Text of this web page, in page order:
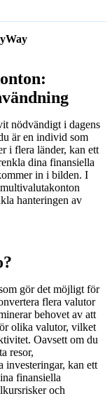
nödvändigt i dagens
är en individ som
i flera länder, kan ett
dina finansiella
in i bilden. I
hanteringen av
gör det möjligt för
flera valutor
behovet av att
olika valutor, vilket
Oavsett om du
resor,
investeringar, kan ett
finansiella
och